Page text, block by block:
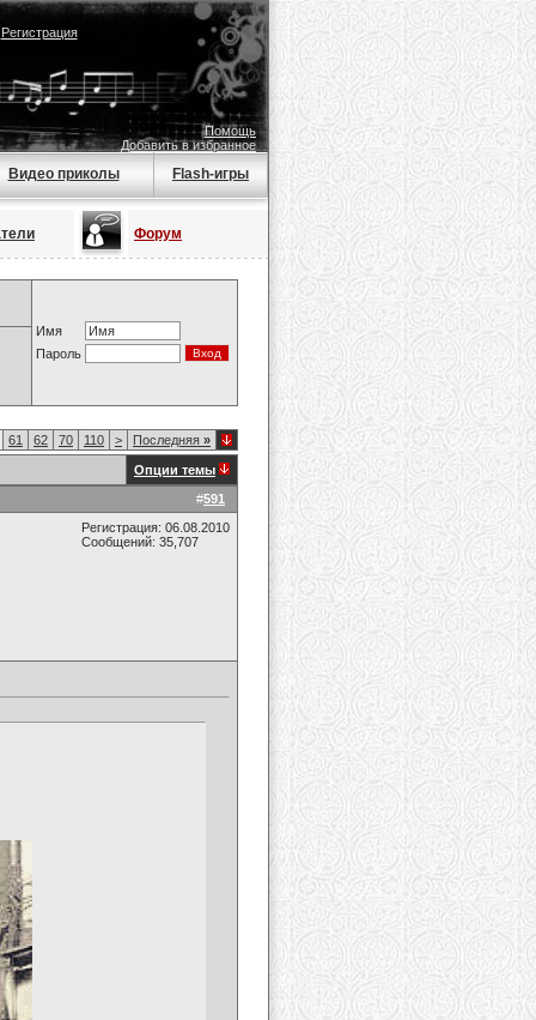
Регистрация
Помощь
Добавить в избранное
Видео приколы Flash-игры
Форум
Имя
Пароль
61 62 70 110 > Последняя »
Опции темы
#591
Регистрация: 06.08.2010
Сообщений: 35,707